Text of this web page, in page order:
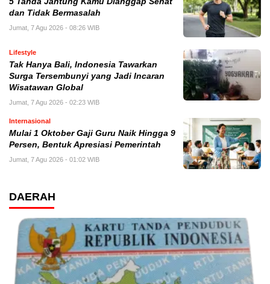
dan Tidak Bermasalah
Jumat, 7 Agu 2026 - 08:26 WIB
Lifestyle
Tak Hanya Bali, Indonesia Tawarkan
Surga Tersembunyi yang Jadi Incaran
Wisatawan Global
Jumat, 7 Agu 2026 - 02:23 WIB
Internasional
Mulai 1 Oktober Gaji Guru Naik Hingga 9
Persen, Bentuk Apresiasi Pemerintah
Jumat, 7 Agu 2026 - 01:02 WIB
DAERAH